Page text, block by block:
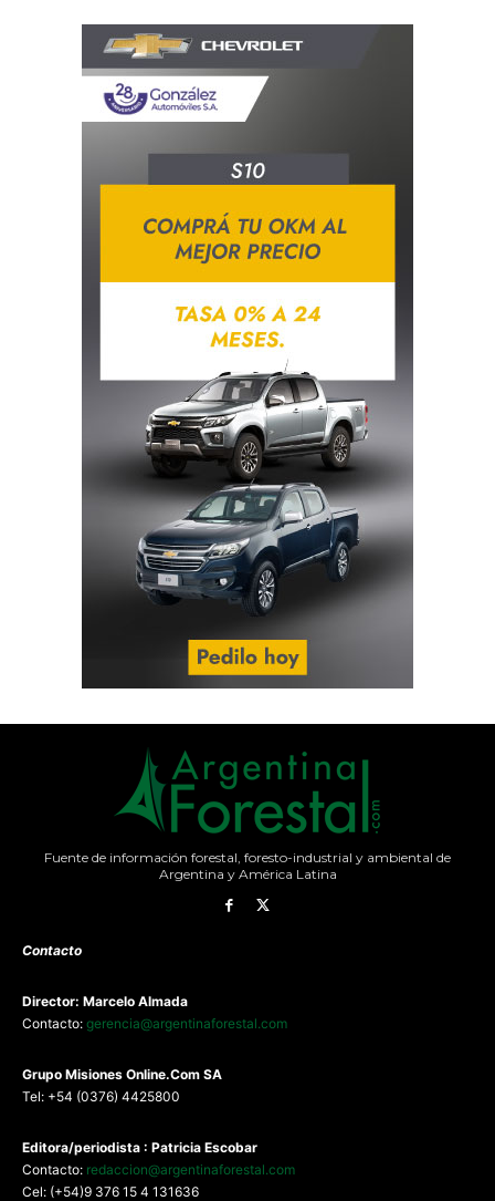
Fuente de información forestal, foresto-industrial y ambiental de
Argentina y América Latina
Contacto
Director: Marcelo Almada
Contacto: gerencia@argentinaforestal.com
Grupo Misiones Online.Com SA
Tel: +54 (0376) 4425800
Editora/periodista : Patricia Escobar
Contacto: redaccion@argentinaforestal.com
Cel: (+54)9 376 15 4 131636